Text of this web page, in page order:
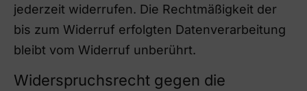
jederzeit widerrufen. Die Rechtmäßigkeit der
bis zum Widerruf erfolgten Datenverarbeitung
bleibt vom Widerruf unberührt.
Widerspruchsrecht gegen die